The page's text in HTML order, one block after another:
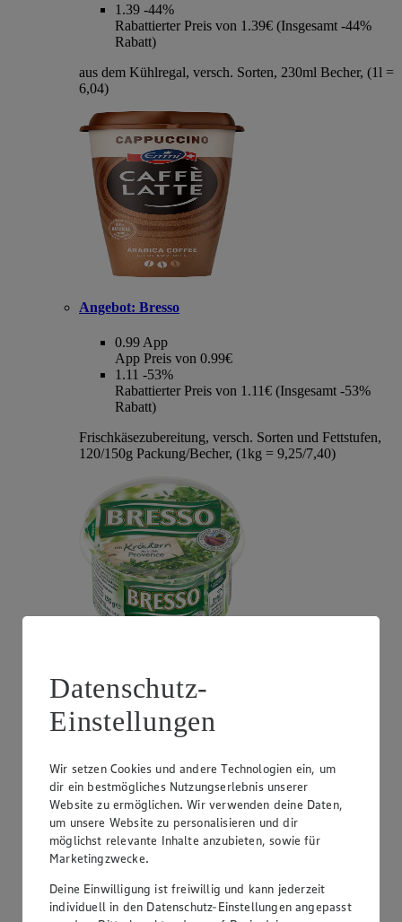
1.39 -44%
Rabattierter Preis von 1.39€ (Insgesamt -44%
Rabatt)
aus dem Kühlregal, versch. Sorten, 230ml Becher, (1l =
6,04)
Angebot: Bresso
0.99 App
App Preis von 0.99€
1.11 -53%
Rabattierter Preis von 1.11€ (Insgesamt -53%
Rabatt)
Frischkäsezubereitung, versch. Sorten und Fettstufen,
120/150g Packung/Becher, (1kg = 9,25/7,40)
0.99
Festpreis von 0.99€
200g Becher, (1kg = 4,95)
Datenschutz-
Einstellungen
Wir setzen Cookies und andere Technologien ein, um
dir ein bestmögliches Nutzungserlebnis unserer
Website zu ermöglichen. Wir verwenden deine Daten,
um unsere Website zu personalisieren und dir
möglichst relevante Inhalte anzubieten, sowie für
Marketingzwecke.
Deine Einwilligung ist freiwillig und kann jederzeit
individuell in den Datenschutz-Einstellungen angepasst